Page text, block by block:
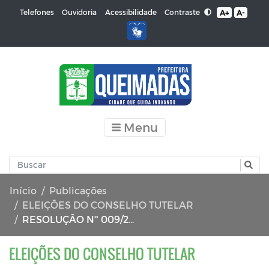
Telefones Ouvidoria Acessibilidade Contraste A+ A-
Menu
Início
Publicações
ELEIÇÕES DO CONSELHO TUTELAR
RESOLUÇÃO Nº 009/2023
ELEIÇÕES DO CONSELHO TUTELAR